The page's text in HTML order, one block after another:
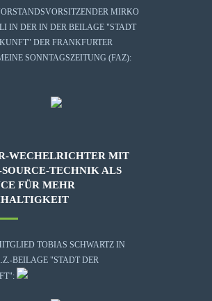
MIRKO
IN DER IN DER BEILAGE "STADT
DER FRANKFURTER
SONNTAGSZEITUNG (FAZ):
WECHELRICHTER MIT
SOURCE-TECHNIK ALS
FÜR MEHR
TOBIAS SCHWARTZ IN
BEILAGE "STADT DER